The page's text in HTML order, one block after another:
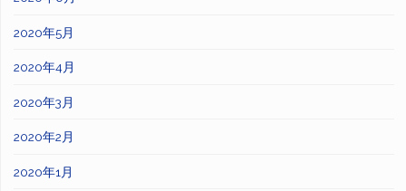
2020年5月
2020年4月
2020年3月
2020年2月
2020年1月